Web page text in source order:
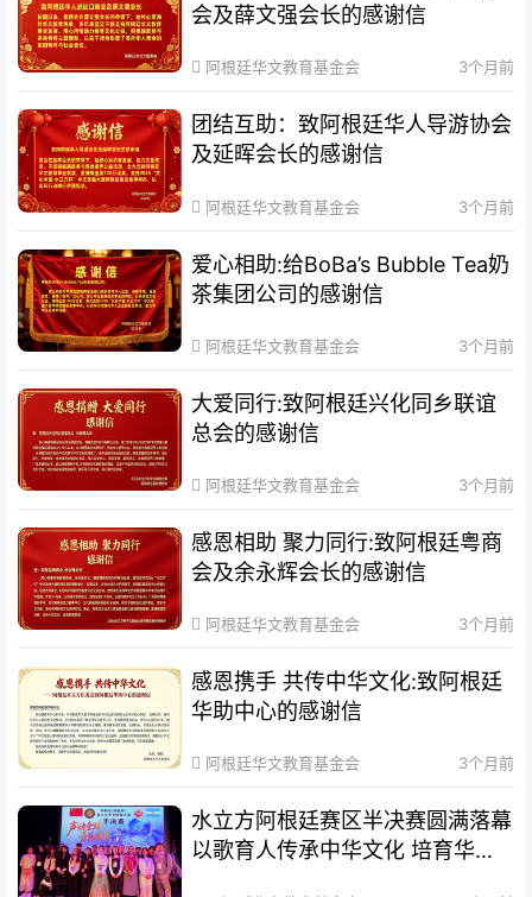
会及薛文强会长的感谢信
阿根廷华文教育基金会 3个月前
团结互助：致阿根廷华人导游协会
及延晖会长的感谢信
阿根廷华文教育基金会 3个月前
爱心相助:给BoBa’s Bubble Tea奶
茶集团公司的感谢信
阿根廷华文教育基金会 3个月前
大爱同行:致阿根廷兴化同乡联谊
总会的感谢信
阿根廷华文教育基金会 3个月前
感恩相助 聚力同行:致阿根廷粤商
会及余永辉会长的感谢信
阿根廷华文教育基金会 3个月前
感恩携手 共传中华文化:致阿根廷
华助中心的感谢信
阿根廷华文教育基金会 3个月前
水立方阿根廷赛区半决赛圆满落幕
以歌育人传承中华文化 培育华裔